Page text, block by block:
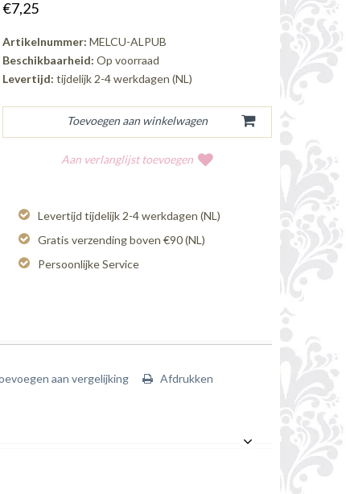
€7,25
Artikelnummer: MELCU-ALPUB
Beschikbaarheid: Op voorraad
Levertijd: tijdelijk 2-4 werkdagen (NL)
Aan verlanglijst toevoegen
Levertijd tijdelijk 2-4 werkdagen (NL)
Gratis verzending boven €90 (NL)
Persoonlijke Service
aan vergelijking Afdrukken